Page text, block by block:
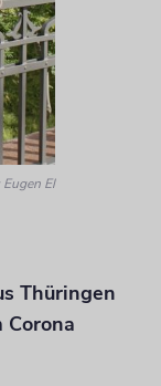
El
Thüringen
Corona